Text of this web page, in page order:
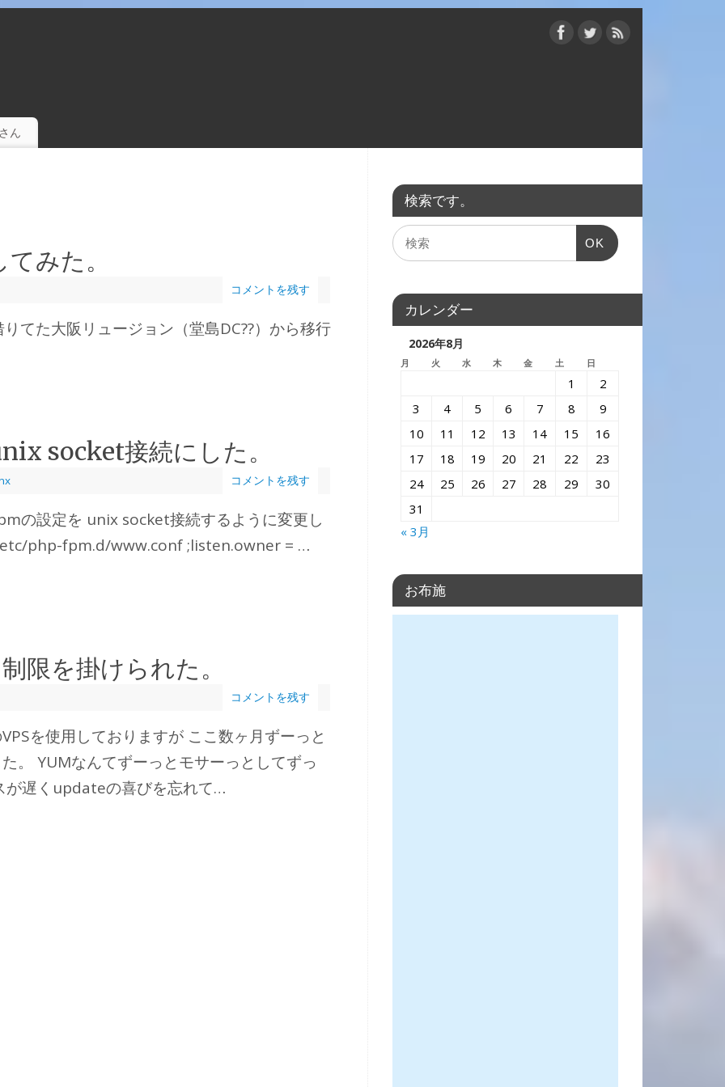
ん
みた。
コメントを残す
てた大阪リュージョン（堂島DC??）から移行
socket接続にした。
コメントを残す
の設定を unix socket接続するように変更し
etc/php-fpm.d/www.conf ;listen.owner = …
限を掛けられた。
コメントを残す
を使用しておりますが ここ数ヶ月ずーっと
。 YUMなんてずーっとモサーっとしてずっ
が遅くupdateの喜びを忘れて…
検索です。
OK
カレンダー
2026年8月
月 火 水 木 金 土 日
1
2
3
4 5 6 7 8
9
10
11 12 13 14 15
16
17
18 19 20 21 22
23
24
25 26 27 28 29
30
31
« 3月
お布施